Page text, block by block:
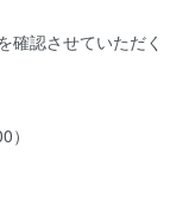
確認させていただく